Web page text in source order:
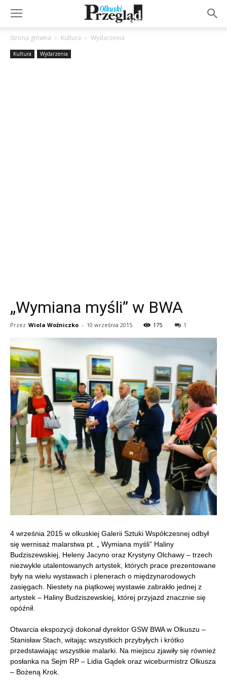
Strona główna Kultura Wydarzenia
Kultura Wydarzenia
„Wymiana myśli” w BWA
Przez Wiola Woźniczko - 10 września 2015 175 1
4 września 2015 w olkuskiej Galerii Sztuki Współczesnej odbył
się wernisaż malarstwa pt. „ Wymiana myśli” Haliny
Budziszewskiej, Heleny Jacyno oraz Krystyny Olchawy – trzech
niezwykle utalentowanych artystek, których prace prezentowane
były na wielu wystawach i plenerach o międzynarodowych
zasięgach. Niestety na piątkowej wystawie zabrakło jednej z
artystek – Haliny Budziszewskiej, której przyjazd znacznie się
opóźnił.
Otwarcia ekspozycji dokonał dyrektor GSW BWA w Olkuszu –
Stanisław Stach, witając wszystkich przybyłych i krótko
przedstawiając wszystkie malarki. Na miejscu zjawiły się również
posłanka na Sejm RP – Lidia Gądek oraz wiceburmistrz Olkusza
– Bożeną Krok.